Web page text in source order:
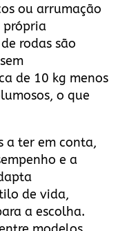
ou arrumação
própria
rodas são
de 10 kg menos
o que
a ter em conta,
e a
de vida,
a escolha.